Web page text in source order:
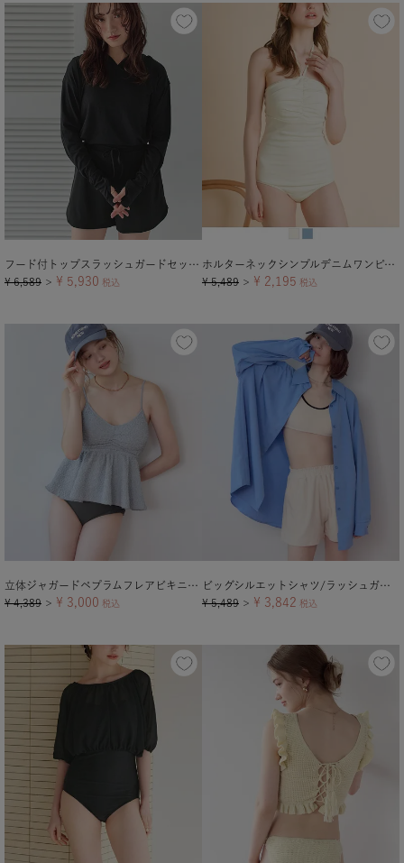
フード付トップスラッシュガードセットアップ
¥ 6,589 ＞ ¥ 5,930 税込
ホルターネックシンプルデニムワンピース/水着
¥ 5,489 ＞ ¥ 2,195 税込
立体ジャガードペプラムフレアビキニ/水着
¥ 4,389 ＞ ¥ 3,000 税込
ビッグシルエットシャツ/ラッシュガード【メール便可／100】
¥ 5,489 ＞ ¥ 3,842 税込